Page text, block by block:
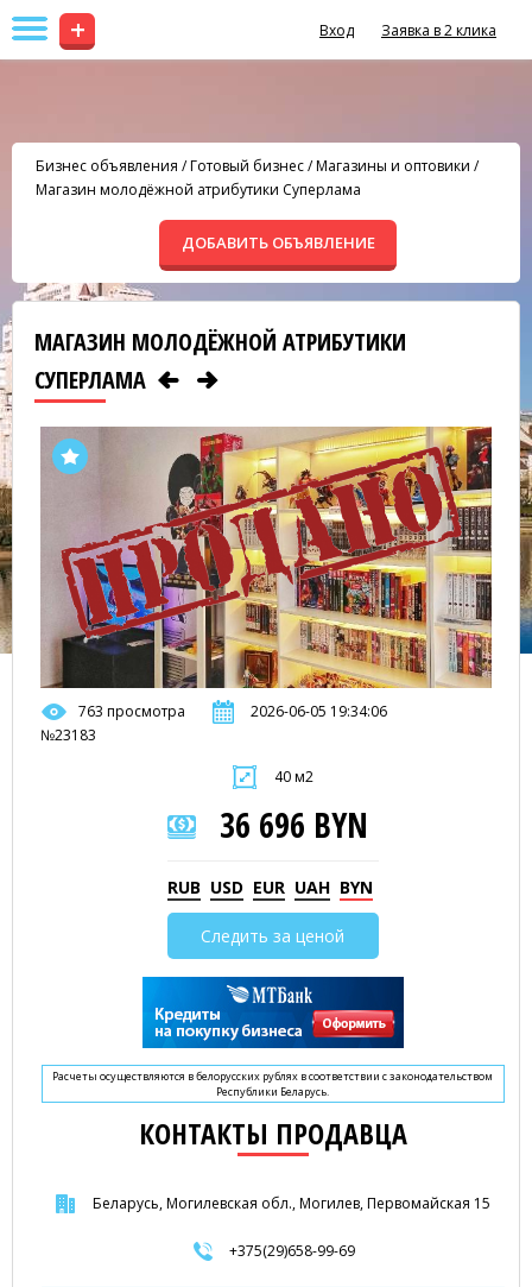
+ Вход Заявка в 2 клика
Бизнес объявления /Готовый бизнес/Магазины и оптовики /
Магазин молодёжной атрибутики Суперлама
ДОБАВИТЬ ОБЪЯВЛЕНИЕ
МАГАЗИН МОЛОДЁЖНОЙ АТРИБУТИКИ
СУПЕРЛАМА
763 просмотра
2026-06-05 19:34:06
№23183
40 м2
36 696 BYN
RUB USD EUR UAH BYN
Следить за ценой
Расчеты осуществляются в белорусских рублях в соответствии с законодательством
Республики Беларусь.
КОНТАКТЫ ПРОДАВЦА
Беларусь, Могилевская обл., Могилев, Первомайская 15
+375(29)658-99-69